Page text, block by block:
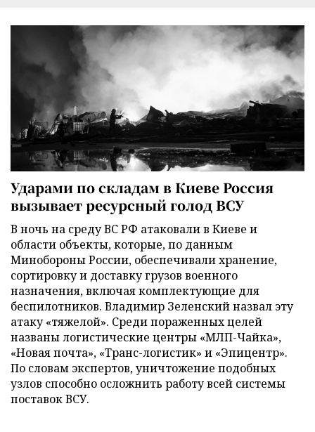
Ударами по складам в Киеве Россия
вызывает ресурсный голод ВСУ
В ночь на среду ВС РФ атаковали в Киеве и
области объекты, которые, по данным
Минобороны России, обеспечивали хранение,
сортировку и доставку грузов военного
назначения, включая комплектующие для
беспилотников. Владимир Зеленский назвал эту
атаку «тяжелой». Среди пораженных целей
названы логистические центры «МЛП-Чайка»,
«Новая почта», «Транс-логистик» и «Эпицентр».
По словам экспертов, уничтожение подобных
узлов способно осложнить работу всей системы
поставок ВСУ.